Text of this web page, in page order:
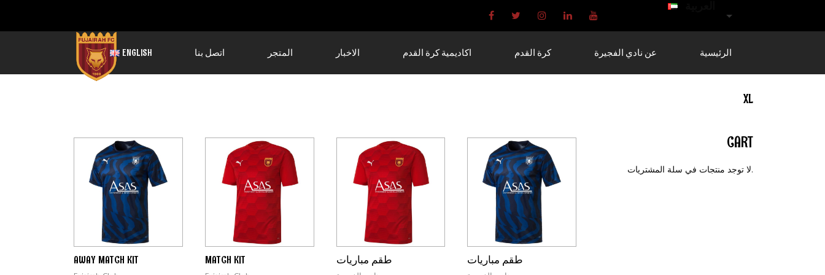
ENGLISH اتصل بنا المتجر الاخبار اكاديمية كرة القدم كرة القدم عن نادي الفجيرة الرئيسية
XL
AWAY MATCH KIT MATCH KIT طقم مباريات طقم مباريات
CART
لا توجد منتجات في سلة المشتريات.